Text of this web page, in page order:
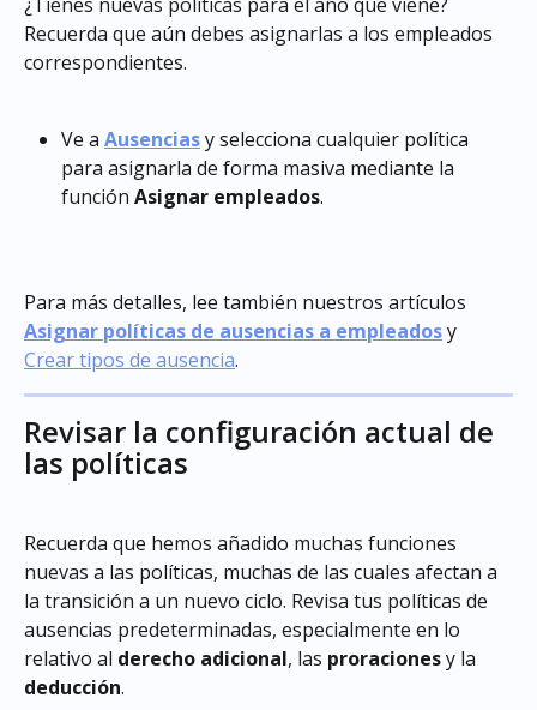
Recuerda que aún debes asignarlas a los empleados
correspondientes.
Ve a Ausencias y selecciona cualquier política
para asignarla de forma masiva mediante la
función Asignar empleados.
Para más detalles, lee también nuestros artículos
Asignar políticas de ausencias a empleados y
Crear tipos de ausencia.
Revisar la configuración actual de
las políticas
Recuerda que hemos añadido muchas funciones
nuevas a las políticas, muchas de las cuales afectan a
la transición a un nuevo ciclo. Revisa tus políticas de
ausencias predeterminadas, especialmente en lo
relativo al derecho adicional, las proraciones y la
deducción.